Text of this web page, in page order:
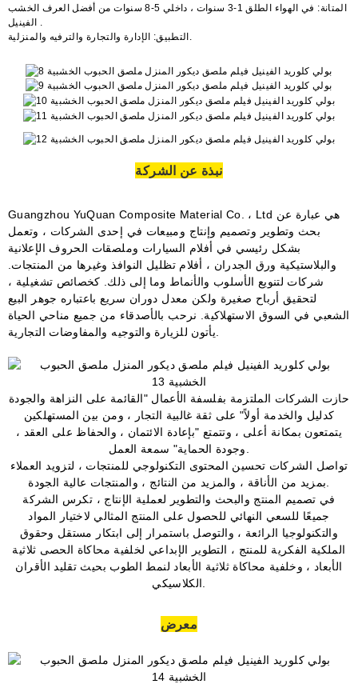
المتانة: في الهواء الطلق 1-3 سنوات ، داخلي 5-8 سنوات من
أفضل العرف الخشب
.
التطبيق: الإدارة والتجارة والترفيه والمنزلية.
نبذة عن الشركة
Guangzhou YuQuan Composite Material Co. ، Ltd هي عبارة عن
بحث وتطوير وتصميم وإنتاج ومبيعات في إحدى الشركات ، وتعمل
بشكل رئيسي في أفلام السيارات وملصقات الحروف الإعلانية
والبلاستيكية ورق الجدران ، أفلام تظليل النوافذ وغيرها من المنتجات.
شركات لتنويع الأسلوب والأنماط وما إلى ذلك. كخصائص تشغيلية ،
لتحقيق أرباح صغيرة ولكن معدل دوران سريع باعتباره جوهر البيع
الشعبي في السوق الاستهلاكية. نرحب بالأصدقاء من جميع مناحي الحياة
حازت الشركات الملتزمة بفلسفة الأعمال "القائمة على النزاهة والجودة
كدليل والخدمة أولاً" على ثقة غالبية التجار ، ومن بين المستهلكين
يتمتعون بمكانة أعلى ، وتتمتع "بإعادة الائتمان ، والحفاظ على العقد ،
تواصل الشركات تحسين المحتوى التكنولوجي للمنتجات ، لتزويد العملاء
في تصميم المنتج والبحث والتطوير لعملية الإنتاج ، تكرس الشركة
جميعًا للسعي النهائي للحصول على المنتج المثالي لاختيار المواد
والتكنولوجيا الرائعة ، والتوصل باستمرار إلى ابتكار مستقل وحقوق
الملكية الفكرية للمنتج ، التطوير الإبداعي لخلفية محاكاة الحصى ثلاثية
الأبعاد ، وخلفية محاكاة ثلاثية الأبعاد لنمط الطوب بحيث تقليد الأقران
معرض